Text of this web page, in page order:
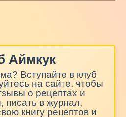
Аймкук
Вступайте в клуб
на сайте, чтобы
о рецептах и
писать в журнал,
книгу рецептов и